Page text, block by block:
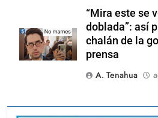
“Mira este se
doblada”: así
chalán de la
prensa
A. Tenahua